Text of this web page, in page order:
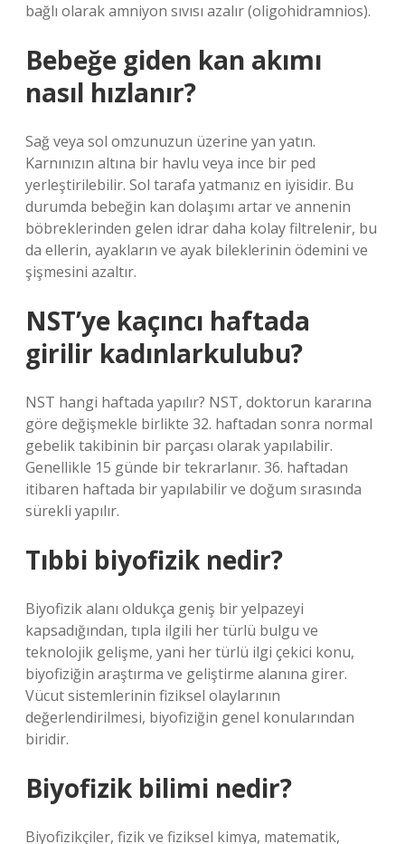
bağlı olarak amniyon sıvısı azalır (oligohidramnios).
Bebeğe giden kan akımı
nasıl hızlanır?
Sağ veya sol omzunuzun üzerine yan yatın.
Karnınızın altına bir havlu veya ince bir ped
yerleştirilebilir. Sol tarafa yatmanız en iyisidir. Bu
durumda bebeğin kan dolaşımı artar ve annenin
böbreklerinden gelen idrar daha kolay filtrelenir, bu
da ellerin, ayakların ve ayak bileklerinin ödemini ve
şişmesini azaltır.
NST’ye kaçıncı haftada
girilir kadınlarkulubu?
NST hangi haftada yapılır? NST, doktorun kararına
göre değişmekle birlikte 32. haftadan sonra normal
gebelik takibinin bir parçası olarak yapılabilir.
Genellikle 15 günde bir tekrarlanır. 36. haftadan
itibaren haftada bir yapılabilir ve doğum sırasında
sürekli yapılır.
Tıbbi biyofizik nedir?
Biyofizik alanı oldukça geniş bir yelpazeyi
kapsadığından, tıpla ilgili her türlü bulgu ve
teknolojik gelişme, yani her türlü ilgi çekici konu,
biyofiziğin araştırma ve geliştirme alanına girer.
Vücut sistemlerinin fiziksel olaylarının
değerlendirilmesi, biyofiziğin genel konularından
biridir.
Biyofizik bilimi nedir?
Biyofizikçiler, fizik ve fiziksel kimya, matematik,